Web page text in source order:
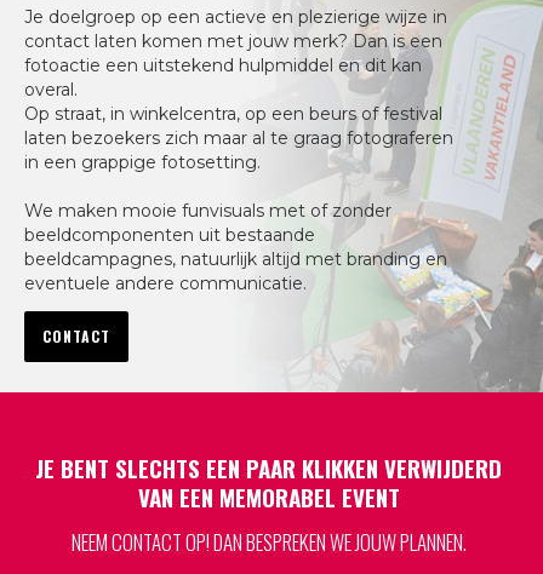
Je doelgroep op een actieve en plezierige wijze in
contact laten komen met jouw merk? Dan is een
fotoactie een uitstekend hulpmiddel en dit kan
overal.
Op straat, in winkelcentra, op een beurs of festival
laten bezoekers zich maar al te graag fotograferen
in een grappige fotosetting.
We maken mooie funvisuals met of zonder
beeldcomponenten uit bestaande
beeldcampagnes, natuurlijk altijd met branding en
eventuele andere communicatie.
CONTACT
JE BENT SLECHTS EEN PAAR KLIKKEN VERWIJDERD
VAN EEN MEMORABEL EVENT
NEEM CONTACT OP! DAN BESPREKEN WE JOUW PLANNEN.